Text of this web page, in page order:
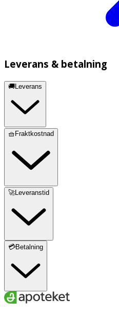
Leverans & betalning
🚚Leverans
🧺Fraktkostnad
🚀Leveranstid
💳Betalning